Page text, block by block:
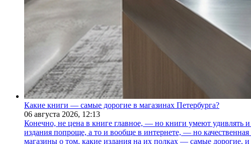
Какие книги — самые дорогие в магазинах Петербурга?
06 августа 2026, 12:13
Конечно, не цена в книге главное, — но книги умеют удивлять
издания попроще, а то и вообще в интернете, — но
магазины о том, какие издания на их полках — самые дорогие,